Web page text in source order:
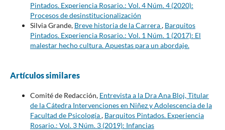
Pintados. Experiencia Rosario.: Vol. 4 Núm. 4 (2020):
Procesos de desinstitucionalización
Silvia Grande, Breve historia de la Carrera, Barquitos
Pintados. Experiencia Rosario.: Vol. 1 Núm. 1 (2017): El
malestar hecho cultura. Apuestas para un abordaje.
Artículos similares
Comité de Redacción, Entrevista a la Dra Ana Bloj, Titular
de la Cátedra Intervenciones en Niñez y Adolescencia de la
Facultad de Psicología, Barquitos Pintados. Experiencia
Rosario.: Vol. 3 Núm. 3 (2019): Infancias